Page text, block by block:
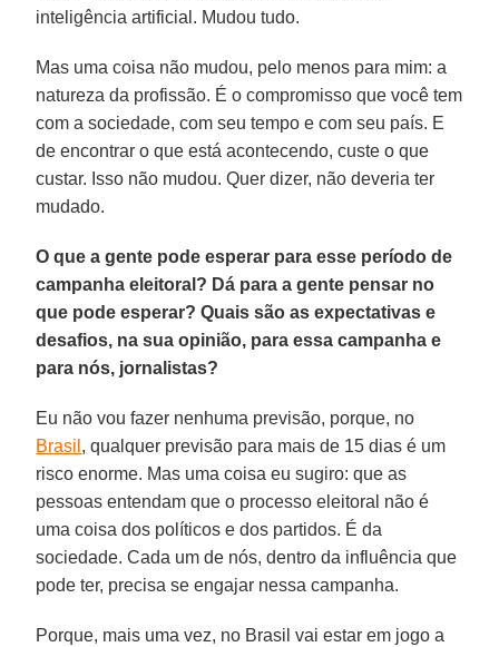
inteligência artificial. Mudou tudo.
Mas uma coisa não mudou, pelo menos para mim: a
natureza da profissão. É o compromisso que você tem
com a sociedade, com seu tempo e com seu país. E
de encontrar o que está acontecendo, custe o que
custar. Isso não mudou. Quer dizer, não deveria ter
mudado.
O que a gente pode esperar para esse período de
campanha eleitoral? Dá para a gente pensar no
que pode esperar? Quais são as expectativas e
desafios, na sua opinião, para essa campanha e
para nós, jornalistas?
Eu não vou fazer nenhuma previsão, porque, no
Brasil , qualquer previsão para mais de 15 dias é um
risco enorme. Mas uma coisa eu sugiro: que as
pessoas entendam que o processo eleitoral não é
uma coisa dos políticos e dos partidos. É da
sociedade. Cada um de nós, dentro da influência que
pode ter, precisa se engajar nessa campanha.
Porque, mais uma vez, no Brasil vai estar em jogo a